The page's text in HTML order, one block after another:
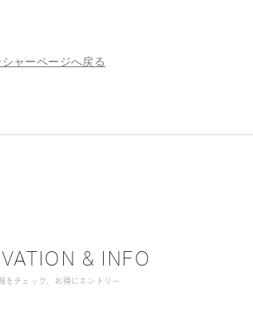
シャーページへ戻る
& INFO
をチェック、お得にエントリー